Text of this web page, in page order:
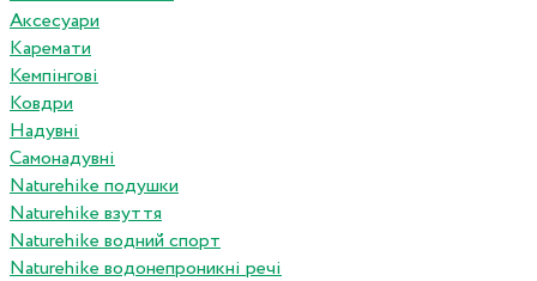
Аксесуари
Каремати
Кемпінгові
Ковдри
Надувні
Самонадувні
Naturehike подушки
Naturehike взуття
Naturehike водний спорт
Naturehike водонепроникні речі